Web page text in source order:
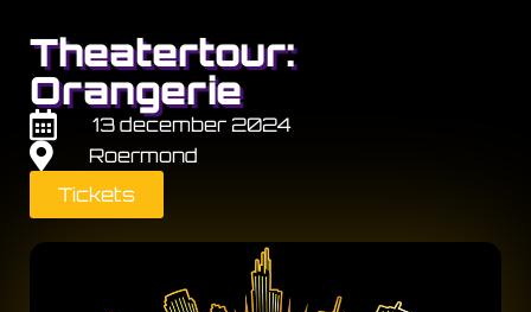
Theatertour:
Orangerie
13 december 2024
Roermond
Tickets